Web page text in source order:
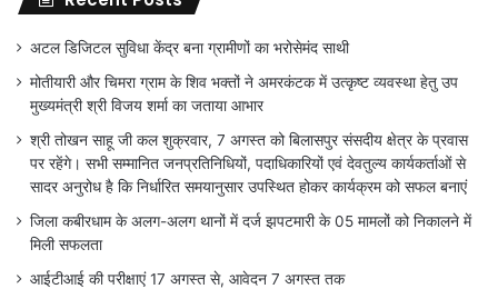
अटल डिजिटल सुविधा केंद्र बना ग्रामीणों का भरोसेमंद साथी
मोतीयारी और चिमरा ग्राम के शिव भक्तों ने अमरकंटक में उत्कृष्ट व्यवस्था हेतु उप
मुख्यमंत्री श्री विजय शर्मा का जताया आभार
श्री तोखन साहू जी कल शुक्रवार, 7 अगस्त को बिलासपुर संसदीय क्षेत्र के प्रवास
पर रहेंगे। सभी सम्मानित जनप्रतिनिधियों, पदाधिकारियों एवं देवतुल्य कार्यकर्ताओं से
सादर अनुरोध है कि निर्धारित समयानुसार उपस्थित होकर कार्यक्रम को सफल बनाएं
जिला कबीरधाम के अलग-अलग थानों में दर्ज झपटमारी के 05 मामलों को निकालने में
मिली सफलता
आईटीआई की परीक्षाएं 17 अगस्त से, आवेदन 7 अगस्त तक